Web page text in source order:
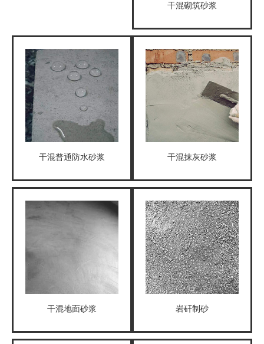
干混砌筑砂浆
干混普通防水砂浆 干混抹灰砂浆
干混地面砂浆 岩矸制砂